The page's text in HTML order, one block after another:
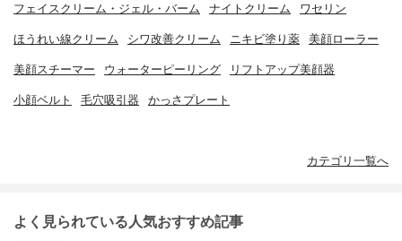
フェイスクリーム・ジェル・バーム ナイトクリーム ワセリン
ほうれい線クリーム シワ改善クリーム ニキビ塗り薬 美顔ローラー
美顔スチーマー ウォーターピーリング リフトアップ美顔器
小顔ベルト 毛穴吸引器 かっさプレート
カテゴリ一覧へ
よく見られている人気おすすめ記事